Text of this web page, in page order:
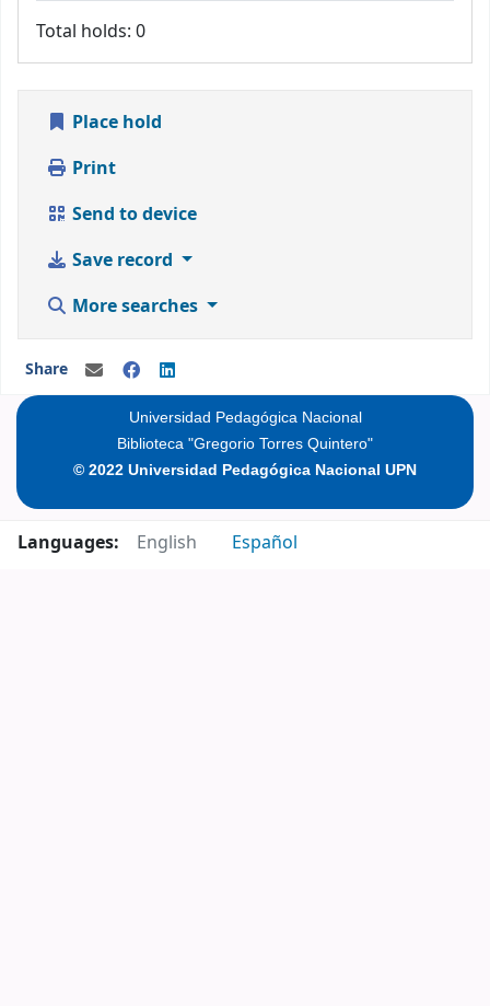
Total holds: 0
Place hold
Print
Send to device
Save record
More searches
Share
Universidad Pedagógica Nacional
Biblioteca "Gregorio Torres Quintero"
© 2022 Universidad Pedagógica Nacional UPN
Languages: English Español